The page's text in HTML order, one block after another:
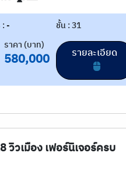
-
ชั้น : 31
ราคา (บาท)
580,000
วิวเมือง เฟอร์นิเจอร์ครบ